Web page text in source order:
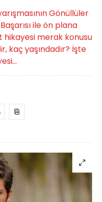
Gönüllüler
ile ön plana
hikayesi merak konusu
kaç yaşındadır? İşte